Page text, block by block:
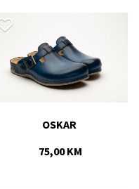
OSKAR
75,00 KM